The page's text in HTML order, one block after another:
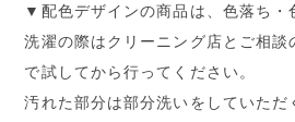
▼配色デザインの商品は、色落ち・
洗濯の際はクリーニング店とご相談
で試してから行ってください。
汚れた部分は部分洗いをしていただ